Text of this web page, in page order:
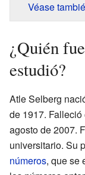
Véase
¿Quién
estudió?
Atle Selberg
de 1917.
agosto de 2007.
universitario. Su
números, que se